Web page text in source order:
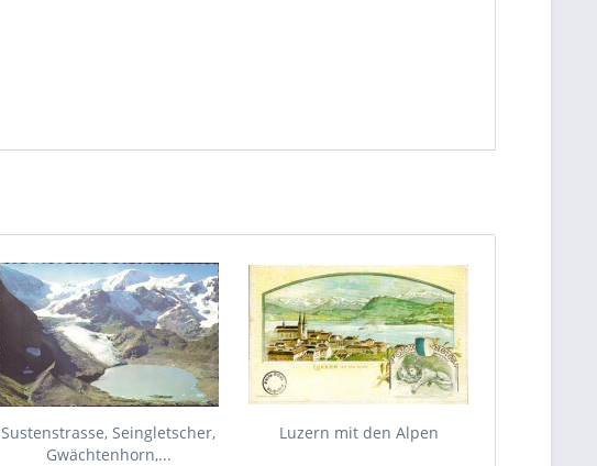
Sustenstrasse, Seingletscher,
Gwächtenhorn,...
Luzern mit den Alpen